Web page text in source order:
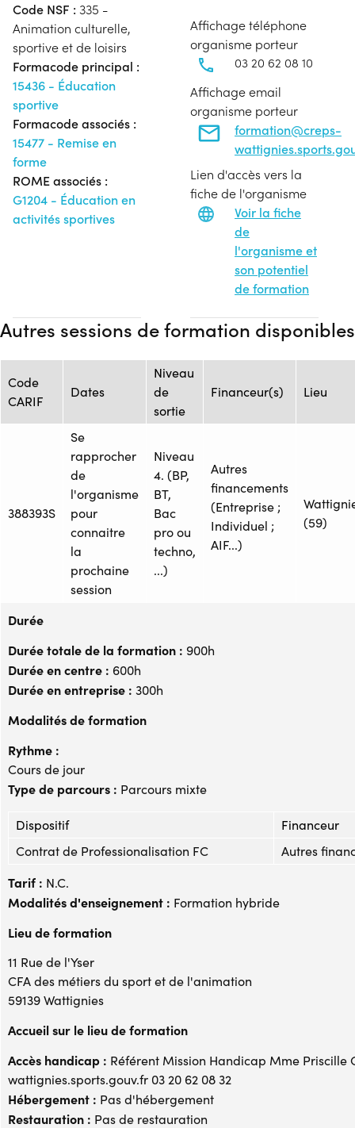
Code NSF : 335 -
Animation culturelle,
sportive et de loisirs
Formacode principal :
15436 - Éducation
sportive
Formacode associés :
15477 - Remise en
forme
ROME associés :
G1204 - Éducation en
activités sportives
Affichage téléphone
organisme porteur
03 20 62 08 10
Affichage email
organisme porteur
formation@creps-
Lien d'accès vers la
fiche de l'organisme
Voir la fiche
de
l'organisme et
son potentiel
de formation
Autres sessions de formation disponibles
Code
CARIF
Dates
Niveau
de
sortie
Financeur(s) Lieu
388393S
Se
rapprocher
de
l'organisme
pour
connaitre
la
prochaine
session
Niveau
4. (BP,
BT,
Bac
pro ou
techno,
...)
Autres
financements
(Entreprise ;
Individuel ;
AIF...)
(59)
Durée
Durée totale de la formation : 900h
Durée en centre : 600h
Durée en entreprise : 300h
Modalités de formation
Rythme :
Cours de jour
Type de parcours : Parcours mixte
Dispositif
Financeur
Contrat de Professionalisation FC
Autres
Tarif : N.C.
Modalités d'enseignement : Formation hybride
Lieu de formation
11 Rue de l'Yser
CFA des métiers du sport et de l'animation
59139 Wattignies
Accueil sur le lieu de formation
Accès handicap : Référent Mission Handicap Mme Priscille
wattignies.sports.gouv.fr 03 20 62 08 32
Hébergement : Pas d'hébergement
Restauration : Pas de restauration